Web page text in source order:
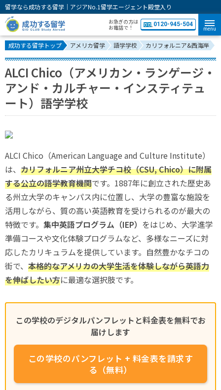
留学なら成功する留学｜アジアNo.1留学エージェント殿堂入り
お急ぎの方は
お電話で！
0120-945-504
menu
成功する留学トップ アメリカ留学 語学学校 カリフォルニア&西海岸
ALCI Chico（アメリカン・ランゲージ・
アンド・カルチャー・インスティテュ
ート）語学学校
ALCI Chico（American Language and Culture Institute）
は、 カリフォルニア州立大学チコ校（CSU, Chico）に附属
する公立の語学教育機関です。1887年に創立された歴史あ
る州立大学のキャンパス内に位置し、大学の豊富な施設を
活用しながら、質の高い英語教育を受けられるのが最大の
特徴です。 集中英語プログラム（IEP） をはじめ、大学進学
準備コースや文化体験プログラムなど、多様なニーズに対
応したカリキュラムを提供しています。自然豊かなチコの
街で、 本格的なアメリカの大学生活を体験しながら英語力
を伸ばしたい方に最適な選択肢です。
この学校のデジタルパンフレットと料金表を無料でお
届けします
この学校のパンフレット + 料金表を請求す
る（無料）